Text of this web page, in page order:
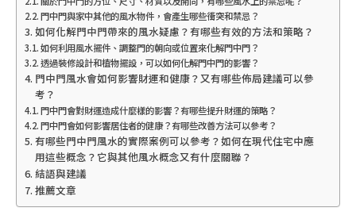
門中門與家中其他的風水物件，會產生哪些衝突和禁忌？
如何化解門中門帶來的風水疑慮？有哪些有效的方法和策略？
如何利用風水擺件、調整門的朝向或位置來化解門中門？
透過裝修設計和植物擺設，可以如何化解門中門的影響？
門中門風水會如何影響財運和健康？又有哪些佈局建議可以參
考？
門中門會對財運造成什麼樣的影響？有哪些提升財運的策略？
門中門會如何影響居住者的健康？有哪些改善方法可以參考？
有哪些門中門風水的實際案例可以參考？如何在現代住宅中應
用這些概念？它與其他風水概念又有什麼關聯？
結語與建議
推薦文章